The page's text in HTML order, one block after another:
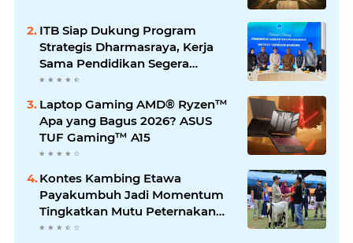
ITB Siap Dukung Program
Strategis Dharmasraya, Kerja
Sama Pendidikan Segera
Difinalkan
Laptop Gaming AMD® Ryzen™
Apa yang Bagus 2026? ASUS
TUF Gaming™ A15
Kontes Kambing Etawa
Payakumbuh Jadi Momentum
Tingkatkan Mutu Peternakan
Lokal